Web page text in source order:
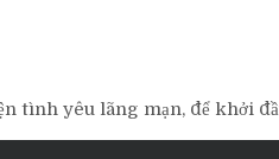
tình yêu lãng mạn, để khởi